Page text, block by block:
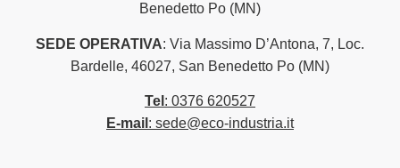
Benedetto Po (MN)
SEDE OPERATIVA: Via Massimo D’Antona, 7, Loc.
Bardelle, 46027, San Benedetto Po (MN)
Tel : 0376 620527
E-mail : sede@eco-industria.it